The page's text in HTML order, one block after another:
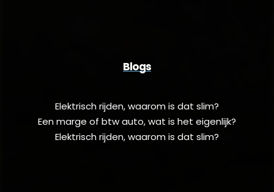
Blogs
Elektrisch rijden, waarom is dat slim?
Een marge of btw auto, wat is het eigenlijk?
Elektrisch rijden, waarom is dat slim?